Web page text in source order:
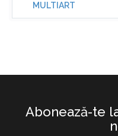
MULTIART
Abonează-te